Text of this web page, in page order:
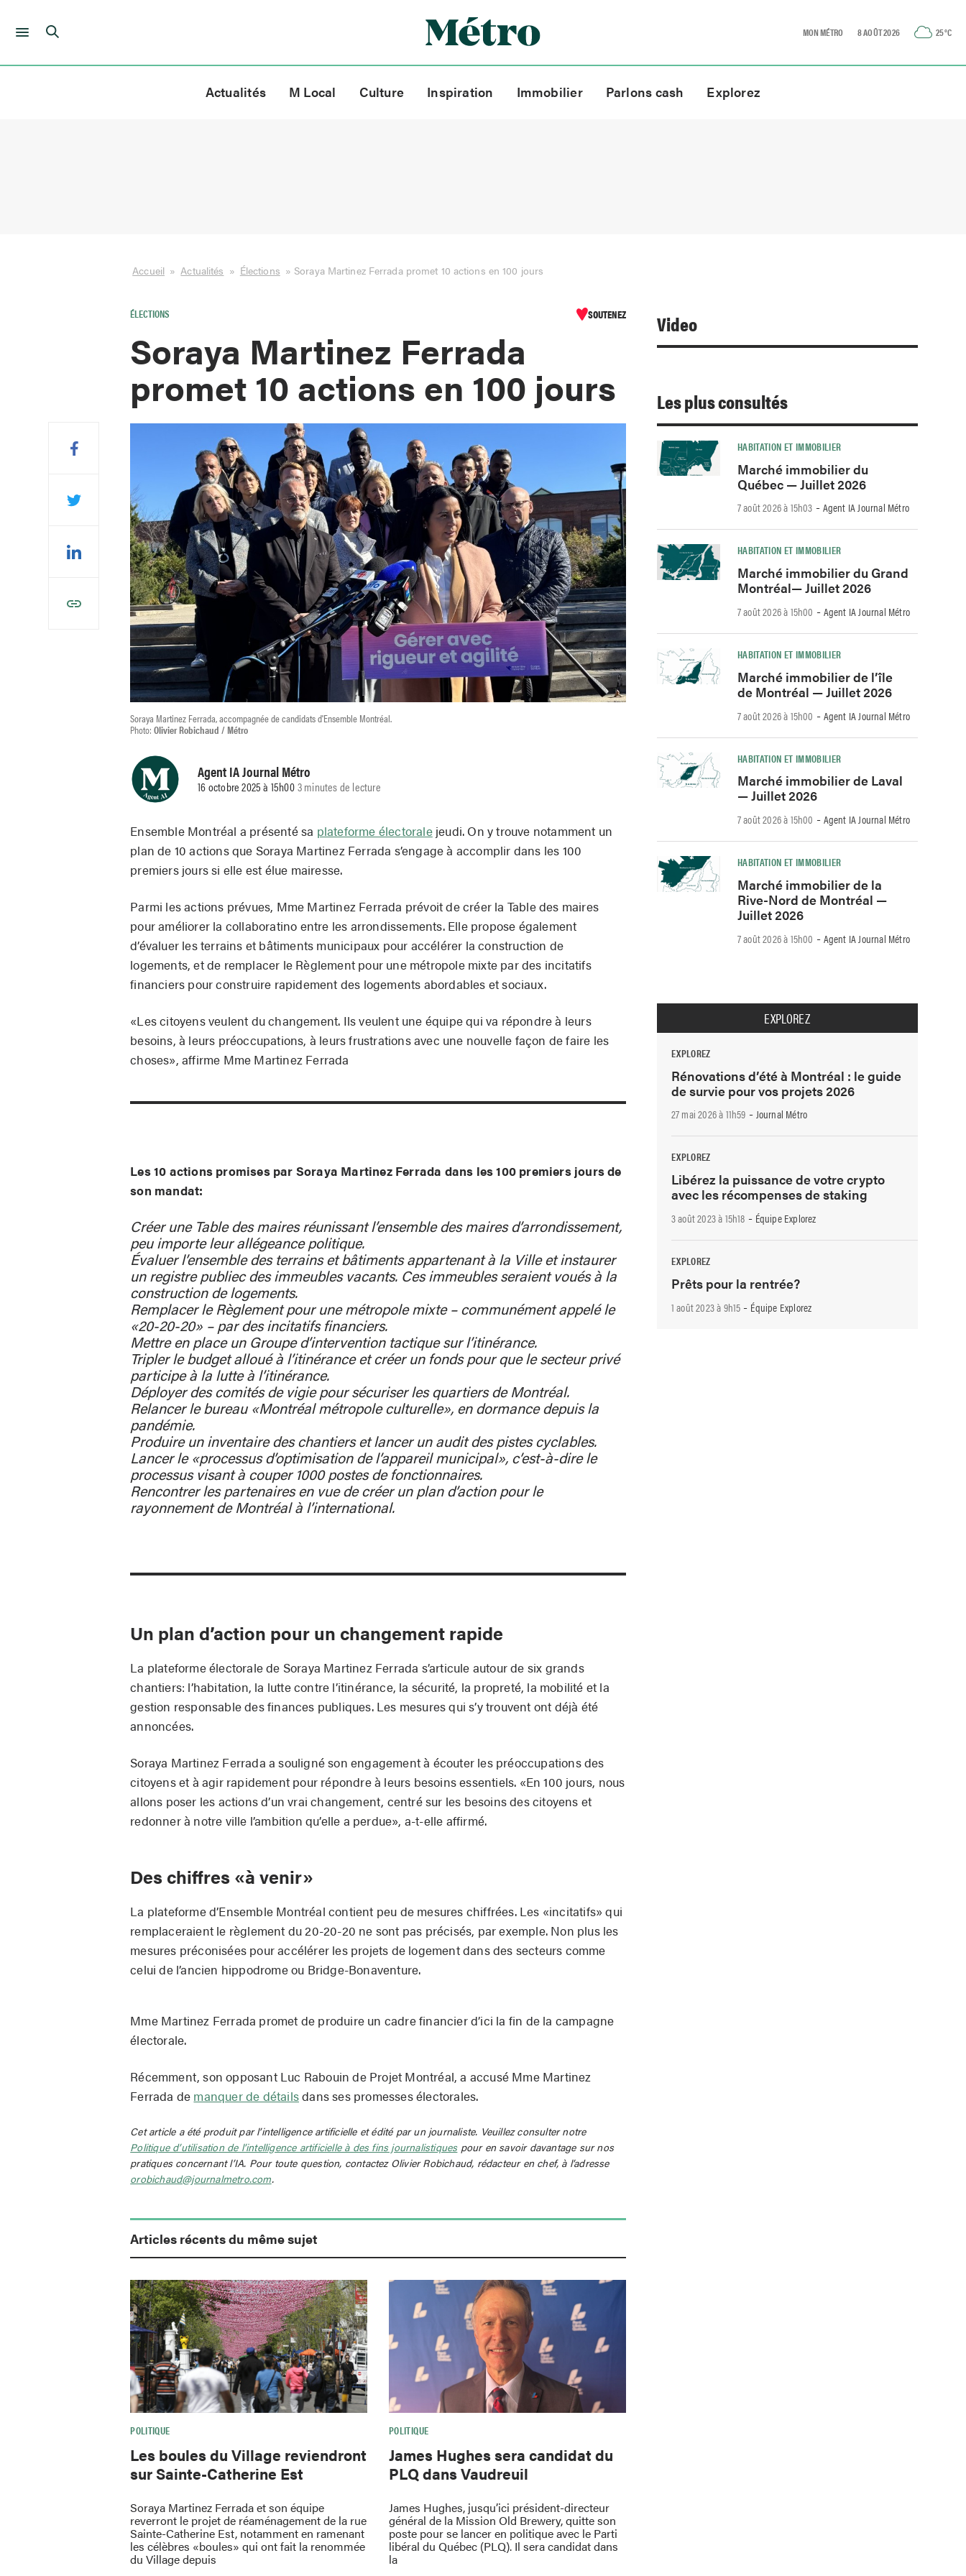
Skip
MON MÉTRO 8 AOÛT 2026 25°C
Actualités M Local Culture Inspiration Immobilier Parlons cash Explorez
Accueil » Actualités » Élections » Soraya Martinez Ferrada promet 10 actions en 100 jours
ÉLECTIONS SOUTENEZ
Soraya Martinez Ferrada
promet 10 actions en 100 jours
Soraya Martinez Ferrada, accompagnée de candidats d'Ensemble Montréal.
Photo:Olivier Robichaud / Métro
Agent IA Journal Métro
16 octobre 2025 à 15h003 minutes de lecture
Ensemble Montréal a présenté sa plateforme électoralejeudi. On y trouve notamment un
plan de 10 actions que Soraya Martinez Ferrada s’engage à accomplir dans les 100
premiers jours si elle est élue mairesse.
Parmi les actions prévues, Mme Martinez Ferrada prévoit de créer la Table des maires
pour améliorer la collaboratino entre les arrondissements. Elle propose également
d’évaluer les terrains et bâtiments municipaux pour accélérer la construction de
logements, et de remplacer le Règlement pour une métropole mixte par des incitatifs
financiers pour construire rapidement des logements abordables et sociaux.
«Les citoyens veulent du changement. Ils veulent une équipe qui va répondre à leurs
besoins, à leurs préoccupations, à leurs frustrations avec une nouvelle façon de faire les
choses», affirme Mme Martinez Ferrada
Les 10 actions promises par Soraya Martinez Ferrada dans les 100 premiers jours de
son mandat:
Créer une Table des maires réunissant l’ensemble des maires d’arrondissement,
peu importe leur allégeance politique.
Évaluer l’ensemble des terrains et bâtiments appartenant à la Ville et instaurer
un registre publiec des immeubles vacants. Ces immeubles seraient voués à la
construction de logements.
Remplacer le Règlement pour une métropole mixte – communément appelé le
«20-20-20» – par des incitatifs financiers.
Mettre en place un Groupe d’intervention tactique sur l’itinérance.
Tripler le budget alloué à l’itinérance et créer un fonds pour que le secteur privé
participe à la lutte à l’itinérance.
Déployer des comités de vigie pour sécuriser les quartiers de Montréal.
Relancer le bureau «Montréal métropole culturelle», en dormance depuis la
pandémie.
Produire un inventaire des chantiers et lancer un audit des pistes cyclables.
Lancer le «processus d’optimisation de l’appareil municipal», c’est-à-dire le
processus visant à couper 1000 postes de fonctionnaires.
Rencontrer les partenaires en vue de créer un plan d’action pour le
rayonnement de Montréal à l’international.
Un plan d’action pour un changement rapide
La plateforme électorale de Soraya Martinez Ferrada s’articule autour de six grands
chantiers: l’habitation, la lutte contre l’itinérance, la sécurité, la propreté, la mobilité et la
gestion responsable des finances publiques. Les mesures qui s’y trouvent ont déjà été
annoncées.
Soraya Martinez Ferrada a souligné son engagement à écouter les préoccupations des
citoyens et à agir rapidement pour répondre à leurs besoins essentiels. «En 100 jours, nous
allons poser les actions d’un vrai changement, centré sur les besoins des citoyens et
redonner à notre ville l’ambition qu’elle a perdue», a-t-elle affirmé.
Des chiffres «à venir»
La plateforme d’Ensemble Montréal contient peu de mesures chiffrées. Les «incitatifs» qui
remplaceraient le règlement du 20-20-20 ne sont pas précisés, par exemple. Non plus les
mesures préconisées pour accélérer les projets de logement dans des secteurs comme
celui de l’ancien hippodrome ou Bridge-Bonaventure.
Mme Martinez Ferrada promet de produire un cadre financier d’ici la fin de la campagne
électorale.
Récemment, son opposant Luc Rabouin de Projet Montréal, a accusé Mme Martinez
Ferrada de manquer de détailsdans ses promesses électorales.
Cet article a été produit par l’intelligence artificielle et édité par un journaliste. Veuillez consulter notre
Politique d’utilisation de l’intelligence artificielle à des fins journalistiquespour en savoir davantage sur nos
pratiques concernant l’IA. Pour toute question, contactez Olivier Robichaud, rédacteur en chef, à l’adresse
orobichaud@journalmetro.com.
Articles récents du même sujet
POLITIQUE
Les boules du Village reviendront
sur Sainte-Catherine Est
Soraya Martinez Ferrada et son équipe
reverront le projet de réaménagement de la rue
Sainte-Catherine Est, notamment en ramenant
les célèbres «boules» qui ont fait la renommée
du Village depuis
POLITIQUE
James Hughes sera candidat du
PLQ dans Vaudreuil
James Hughes, jusqu’ici président-directeur
général de la Mission Old Brewery, quitte son
poste pour se lancer en politique avec le Parti
libéral du Québec (PLQ). Il sera candidat dans
la
Video
Les plus consultés
HABITATION ET IMMOBILIER
Marché immobilier du
Québec — Juillet 2026
7 août 2026 à 15h03 -Agent IA Journal Métro
HABITATION ET IMMOBILIER
Marché immobilier du Grand
Montréal— Juillet 2026
7 août 2026 à 15h00 -Agent IA Journal Métro
HABITATION ET IMMOBILIER
Marché immobilier de l’île
de Montréal — Juillet 2026
7 août 2026 à 15h00 -Agent IA Journal Métro
HABITATION ET IMMOBILIER
Marché immobilier de Laval
— Juillet 2026
7 août 2026 à 15h00 -Agent IA Journal Métro
HABITATION ET IMMOBILIER
Marché immobilier de la
Rive-Nord de Montréal —
Juillet 2026
7 août 2026 à 15h00 -Agent IA Journal Métro
EXPLOREZ
EXPLOREZ
Rénovations d’été à Montréal : le guide
de survie pour vos projets 2026
27 mai 2026 à 11h59 -Journal Métro
EXPLOREZ
Libérez la puissance de votre crypto
avec les récompenses de staking
3 août 2023 à 15h18 - Équipe Explorez
EXPLOREZ
Prêts pour la rentrée?
1 août 2023 à 9h15 - Équipe Explorez